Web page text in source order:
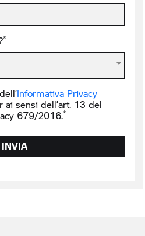
*
Informativa Privacy
ai sensi dell’art. 13 del
679/2016.*
INVIA